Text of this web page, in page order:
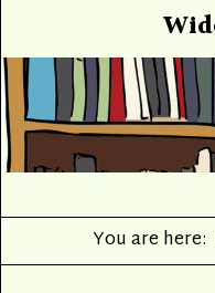
You are here: